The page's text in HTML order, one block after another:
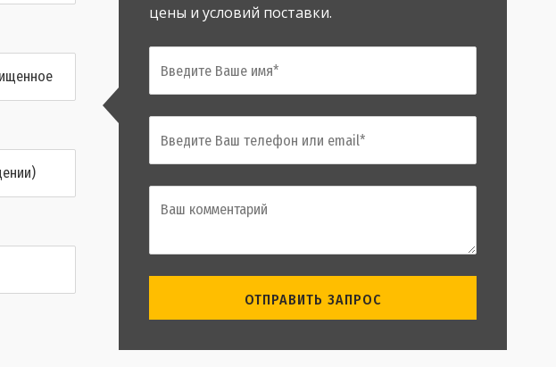
цены и условий поставки.
ОТПРАВИТЬ ЗАПРОС